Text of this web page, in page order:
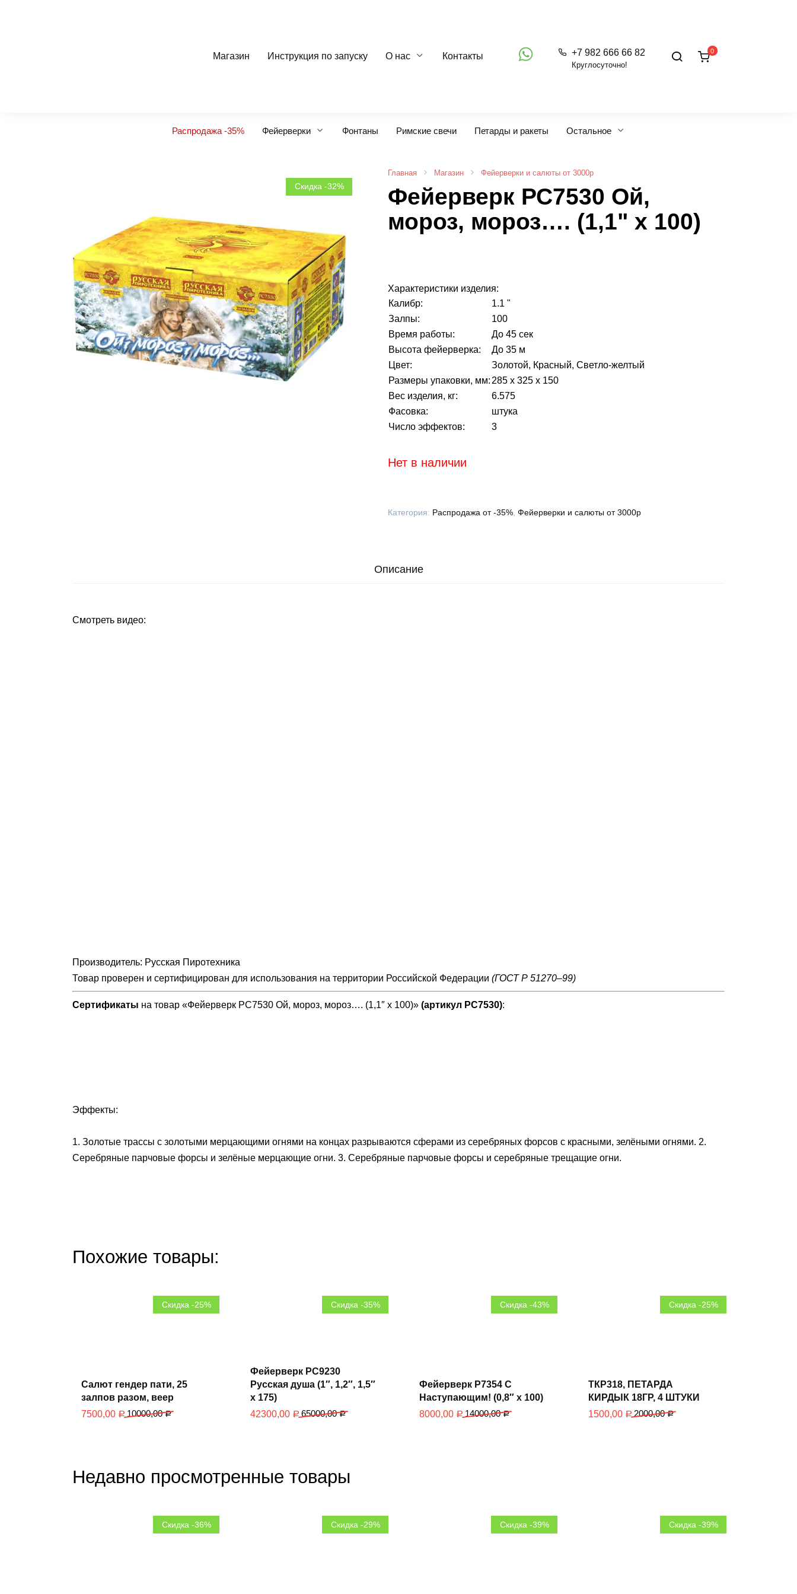
Магазин Инструкция по запуску О нас Контакты +7 982 666 66 82
Круглосуточно!
0
Распродажа -35% Фейерверки Фонтаны Римские свечи Петарды и ракеты Остальное
Скидка -32%
Главная Магазин Фейерверки и салюты от 3000р
Фейерверк РС7530 Ой,
мороз, мороз…. (1,1" х 100)
Характеристики изделия:
Калибр:
1.1 "
Залпы:
100
Время работы:
До 45 сек
Высота фейерверка:
До 35 м
Цвет:
Золотой, Красный, Светло-желтый
Размеры упаковки, мм: 285 х 325 х 150
Вес изделия, кг:
6.575
Фасовка:
штука
Число эффектов:
3
Нет в наличии
Категория: Распродажа от -35% Фейерверки и салюты от 3000р
Описание
Смотреть видео:
Производитель: Русская Пиротехника
Товар проверен и сертифицирован для использования на территории Российской Федерации (ГОСТ Р 51270–99)
Сертификаты на товар «Фейерверк РС7530 Ой, мороз, мороз…. (1,1″ х 100)» (артикул РС7530):
Эффекты:
1. Золотые трассы с золотыми мерцающими огнями на концах разрываются сферами из серебряных форсов с красными, зелёными огнями. 2.
Серебряные парчовые форсы и зелёные мерцающие огни. 3. Серебряные парчовые форсы и серебряные трещащие огни.
Похожие товары:
Скидка -25%
Салют гендер пати, 25
залпов разом, веер
10000,00Р
7500,00 Р
корзину
Скидка -35%
Фейерверк РС9230
Русская душа (1″, 1,2″, 1,5″
х 175)
65000,00Р
42300,00 Р
Скидка -43%
Фейерверк Р7354 С
Наступающим! (0,8″ х 100)
14000,00Р
8000,00 Р
Скидка -25%
ТКР318, ПЕТАРДА
КИРДЫК 18ГР, 4 ШТУКИ
2000,00Р
1500,00 Р
Недавно просмотренные товары
Скидка -36% Скидка -29% Скидка -39% Скидка -39%